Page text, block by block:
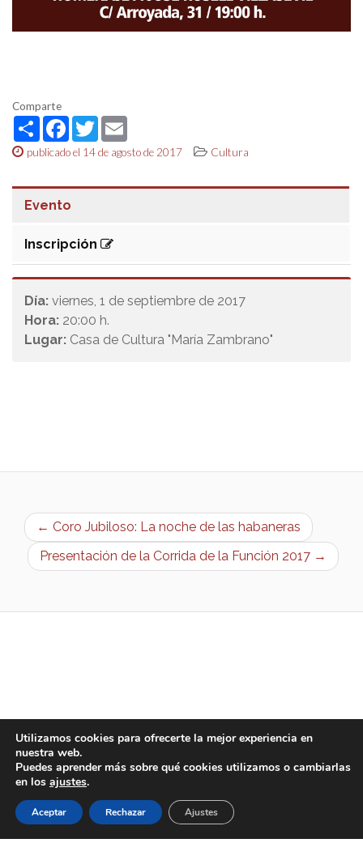
Comparte
ShareFacebook
Twitter
publicado el 14 de agosto de 2017 Cultura
Evento
Inscripción
Día: viernes, 1 de septiembre de 2017
Hora: 20:00 h.
Lugar: Casa de Cultura "María Zambrano"
← Coro Jubiloso: La noche de las habaneras
Presentación de la Corrida de la Función 2017 →
Utilizamos cookies para ofrecerte la mejor experiencia en
nuestra web.
Puedes aprender más sobre qué cookies utilizamos o cambiarlas
en los ajustes.
Aceptar Rechazar Ajustes